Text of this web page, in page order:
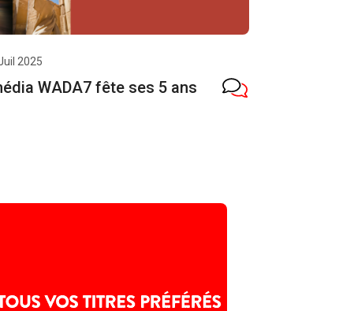
2025
WADA7 fête ses 5 ans